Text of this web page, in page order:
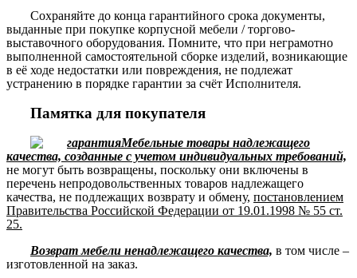
Сохраняйте до конца гарантийного срока документы,
выданные при покупке корпусной мебели / торгово-
выставочного оборудования. Помните, что при неграмотно
выполненной самостоятельной сборке изделий, возникающие
в её ходе недостатки или повреждения, не подлежат
устранению в порядке гарантии за счёт Исполнителя.
Памятка для покупателя
Мебельные товары надлежащего
качества, созданные с учетом индивидуальных требований,
не могут быть возвращены, поскольку они включены в
перечень непродовольственных товаров надлежащего
качества, не подлежащих возврату и обмену, постановлением
Правительства Российской Федерации от 19.01.1998 № 55 ст.
25.
Возврат мебели ненадлежащего качества, в том числе –
изготовленной на заказ.